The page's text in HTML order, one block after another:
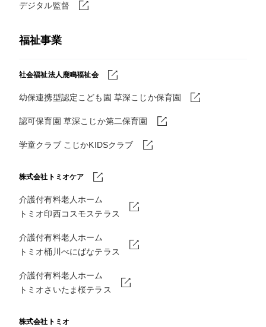
デジタル監督
福祉事業
社会福祉法人鹿鳴福祉会
幼保連携型認定こども園 草深こじか保育園
認可保育園 草深こじか第二保育園
学童クラブ こじかKIDSクラブ
株式会社トミオケア
介護付有料老人ホーム
トミオ印西コスモステラス
介護付有料老人ホーム
トミオ桶川べにばなテラス
介護付有料老人ホーム
トミオさいたま桜テラス
株式会社トミオ